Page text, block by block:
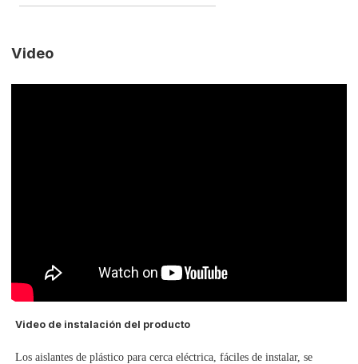
Video
Video de instalación del producto
Los aislantes de plástico para cerca eléctrica, fáciles de instalar, se